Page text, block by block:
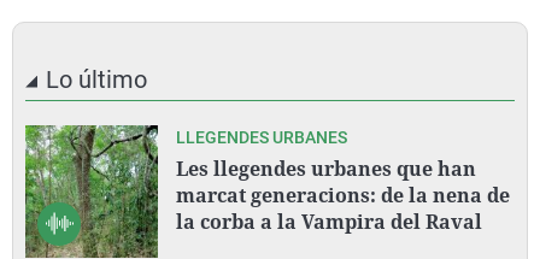
Lo último
LLEGENDES URBANES
Les llegendes urbanes que han
marcat generacions: de la nena de
la corba a la Vampira del Raval